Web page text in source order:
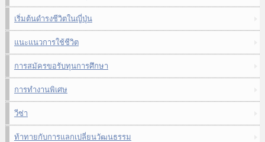
เริ่มต้นดำรงชีวิตในญี่ปุ่น
แนะแนวการใช้ชีวิต
การสมัครขอรับทุนการศึกษา
การทำงานพิเศษ
วีซ่า
ท้าทายกับการแลกเปลี่ยนวัฒนธรรม